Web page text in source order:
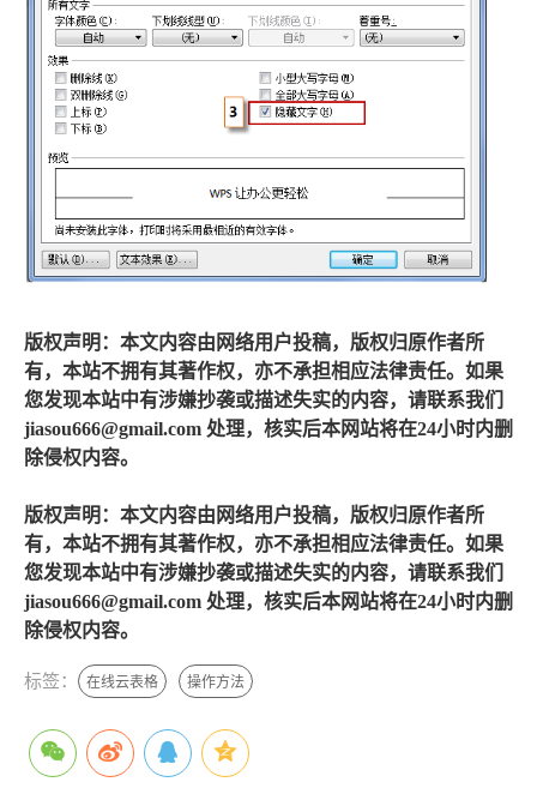
版权声明：本文内容由网络用户投稿，版权归原作者所
有，本站不拥有其著作权，亦不承担相应法律责任。如果
您发现本站中有涉嫌抄袭或描述失实的内容，请联系我们
jiasou666@gmail.com 处理，核实后本网站将在24小时内删
除侵权内容。
版权声明：本文内容由网络用户投稿，版权归原作者所
有，本站不拥有其著作权，亦不承担相应法律责任。如果
您发现本站中有涉嫌抄袭或描述失实的内容，请联系我们
jiasou666@gmail.com 处理，核实后本网站将在24小时内删
除侵权内容。
标签： 在线云表格 操作方法